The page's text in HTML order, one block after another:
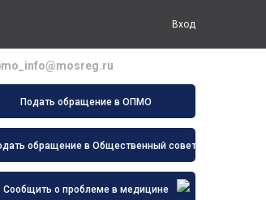
Вход
Подать обращение в ОПМО
обращение в Общественный совет
Сообщить о проблеме в медицине